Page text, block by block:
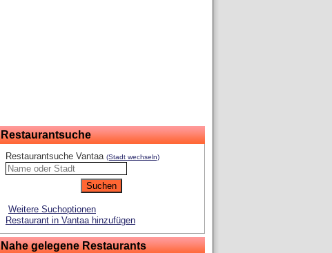
Restaurantsuche
Restaurantsuche Vantaa (Stadt wechseln)
Weitere Suchoptionen
Restaurant in Vantaa hinzufügen
Nahe gelegene Restaurants